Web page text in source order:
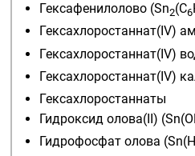
Гексафенилолово (Sn2(C6
Гексахлоростаннат(IV)
Гексахлоростаннат(IV)
Гексахлоростаннат(IV)
Гексахлоростаннаты
Гидроксид олова(II)
Гидрофосфат олова (Sn(H